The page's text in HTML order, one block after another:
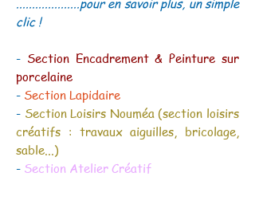
....................pour en savoir plus, un simple
clic !
- Section Encadrement & Peinture sur
porcelaine
- Section Lapidaire
- Section Loisirs Nouméa(section loisirs
créatifs : travaux aiguilles, bricolage,
sable...)
- Section Atelier Créatif